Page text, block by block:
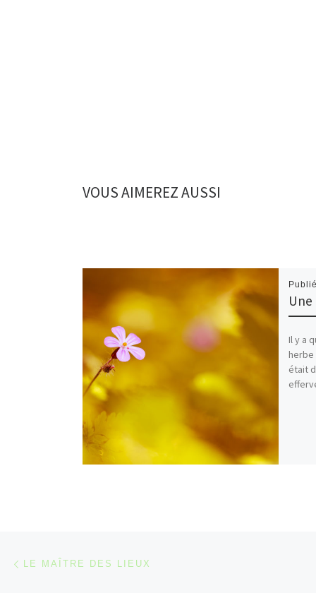
VOUS AIMEREZ AUSSI
Il y a
herbe
était
Parcourir les articles
LE MAÎTRE DES LIEUX